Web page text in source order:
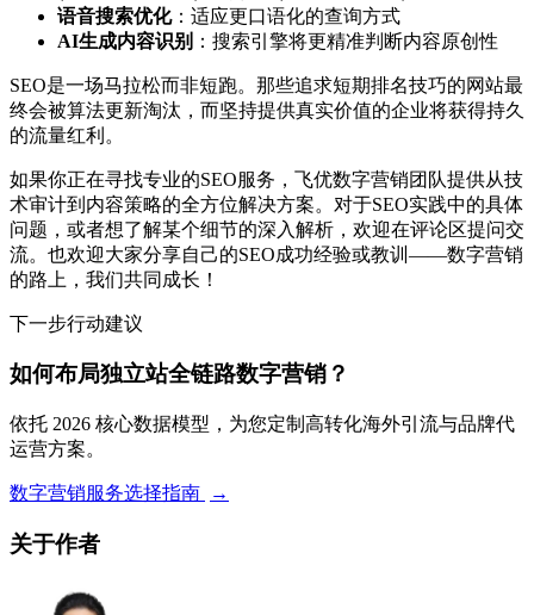
语音搜索优化：适应更口语化的查询方式
AI生成内容识别 ：搜索引擎将更精准判断内容原创性
SEO是一场马拉松而非短跑。那些追求短期排名技巧的网站最
终会被算法更新淘汰，而坚持提供真实价值的企业将获得持久
的流量红利。
如果你正在寻找专业的SEO服务，飞优数字营销团队提供从技
术审计到内容策略的全方位解决方案。对于SEO实践中的具体
问题，或者想了解某个细节的深入解析，欢迎在评论区提问交
流。也欢迎大家分享自己的SEO成功经验或教训——数字营销
的路上，我们共同成长！
下一步行动建议
如何布局独立站全链路数字营销？
依托 2026 核心数据模型，为您定制高转化海外引流与品牌代
运营方案。
数字营销服务选择指南 →
关于作者